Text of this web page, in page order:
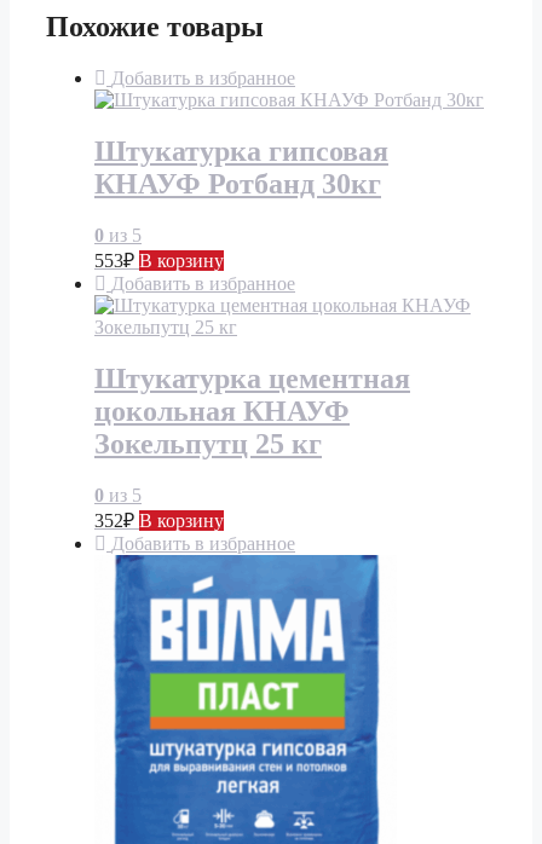
Похожие товары
Добавить в избранное
Штукатурка гипсовая
КНАУФ Ротбанд 30кг
0 из 5
553₽ В корзину
Добавить в избранное
Штукатурка цементная
цокольная КНАУФ
Зокельпутц 25 кг
0 из 5
352₽ В корзину
Добавить в избранное